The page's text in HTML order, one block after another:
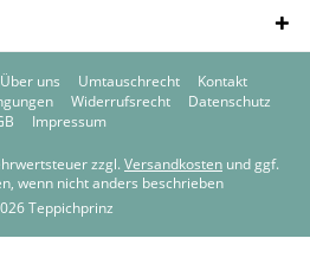
Über uns Umtauschrecht
Kontakt
Widerrufsrecht
Datenschutz
Impressum
zzgl. Versandkosten und ggf.
wenn nicht anders beschrieben
Teppichprinz